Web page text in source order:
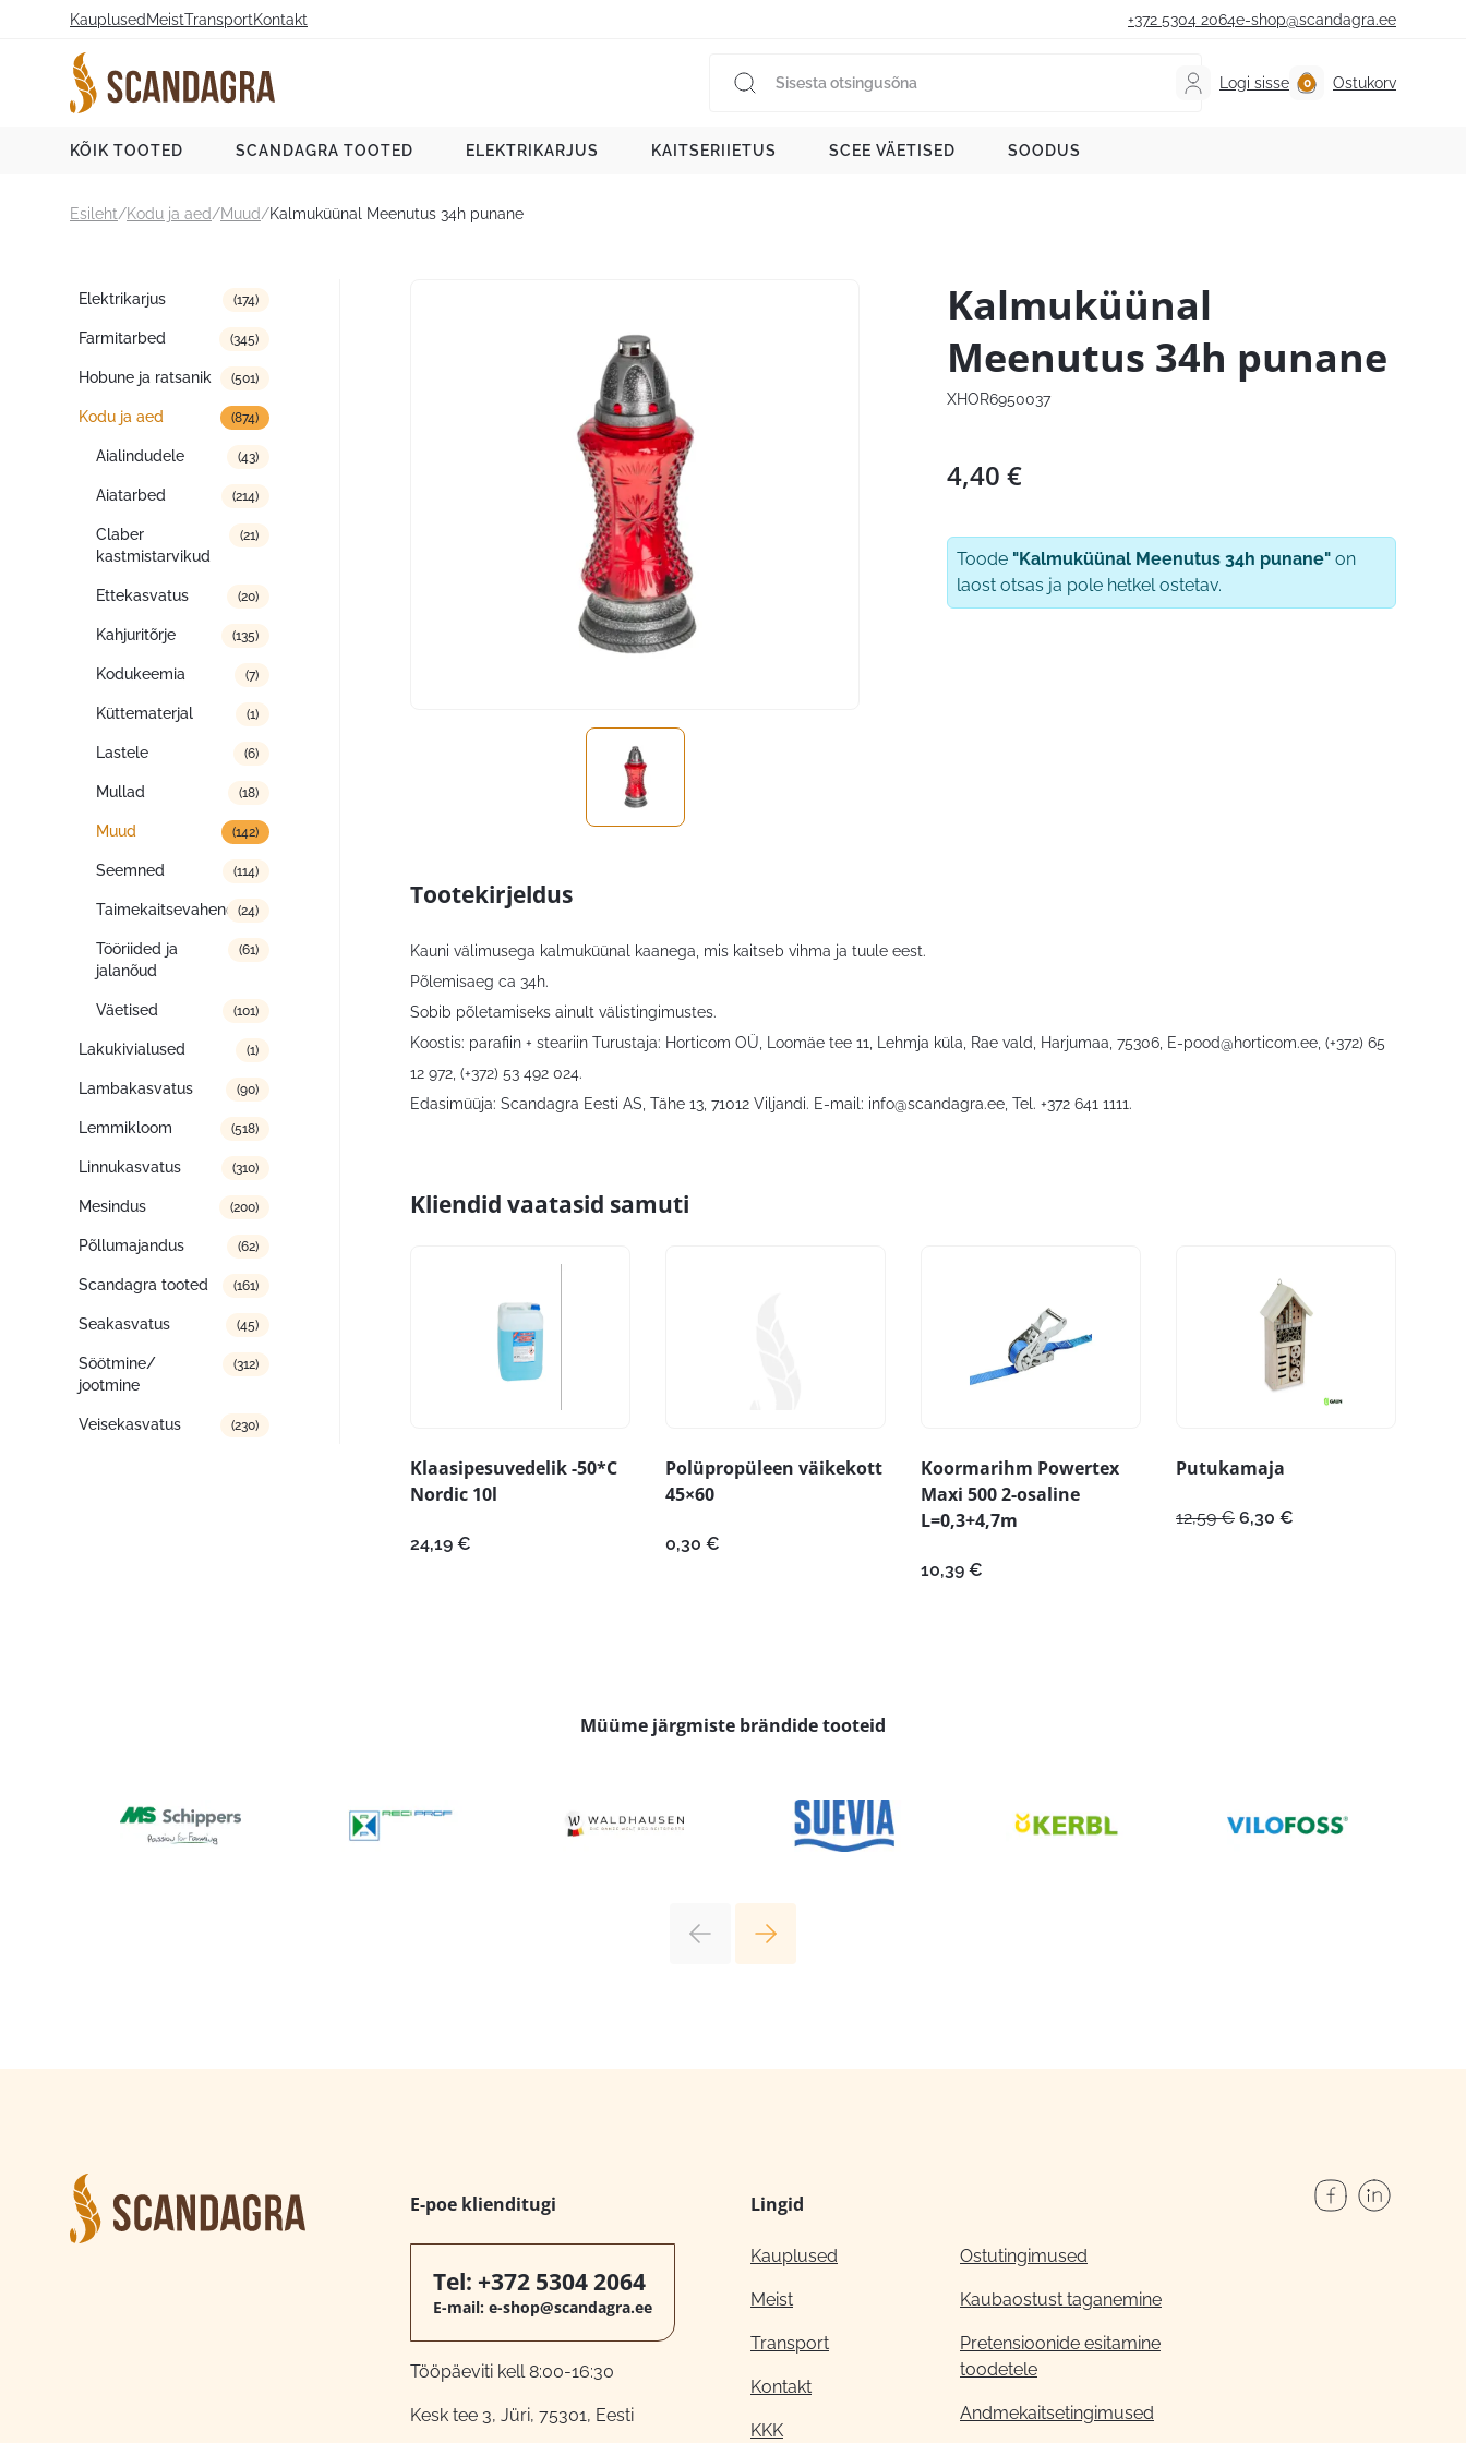
Kauplused MeistTransportKontakt +372 5304 2064e-shop@scandagra.ee
Logi sisse Ostukorv
KÕIK TOOTED SCANDAGRA TOOTED ELEKTRIKARJUS KAITSERIIETUS SCEE VÄETISED SOODUS
Esileht/Kodu ja aed/Muud/Kalmuküünal Meenutus 34h punane
Tootekategooriad
Elektrikarjus (174)
Farmitarbed (345)
Hobune ja ratsanik (501)
Kodu ja aed (874)
Aialindudele (43)
Aiatarbed (214)
Claber
kastmistarvikud
(21)
Ettekasvatus (20)
Kahjuritõrje (135)
Kodukeemia (7)
Küttematerjal (1)
Lastele (6)
Mullad (18)
Muud (142)
Seemned (114)
Taimekaitsevahendid(24)
Tööriided ja
jalanõud
(61)
Väetised (101)
Lakukivialused (1)
Lambakasvatus (90)
Lemmikloom (518)
Linnukasvatus (310)
Mesindus (200)
Põllumajandus (62)
Scandagra tooted (161)
Seakasvatus (45)
Söötmine/
jootmine
(312)
Veisekasvatus (230)
Kalmuküünal
Meenutus 34h punane
XHOR6950037
4,40 €
Toode "Kalmuküünal Meenutus 34h punane" on
laost otsas ja pole hetkel ostetav.
Tootekirjeldus
Kauni välimusega kalmuküünal kaanega, mis kaitseb vihma ja tuule eest.
Põlemisaeg ca 34h.
Sobib põletamiseks ainult välistingimustes.
Koostis: parafiin + steariin Turustaja: Horticom OÜ, Loomäe tee 11, Lehmja küla, Rae vald, Harjumaa, 75306, E-pood@horticom.ee , (+372) 65
12 972, (+372) 53 492 024.
Edasimüüja: Scandagra Eesti AS, Tähe 13, 71012 Viljandi. E-mail: info@scandagra.ee , Tel. +372 641 1111.
Kliendid vaatasid samuti
Klaasipesuvedelik -50*C
Nordic 10l
24,19 €
Polüpropüleen väikekott
45×60
0,30 €
Koormarihm Powertex
Maxi 500 2-osaline
L=0,3+4,7m
10,39 €
Putukamaja
12,59€ Algne
6,30 €
Müüme järgmiste brändide tooteid
E-poe klienditugi
Tel: +372 5304 2064
E-mail: e-shop@scandagra.ee
Tööpäeviti kell 8:00-16:30
Kesk tee 3, Jüri, 75301, Eesti
Lingid
Kauplused
Meist
Transport
Kontakt
KKK
Ostutingimused
Kaubaostust taganemine
Pretensioonide esitamine
toodetele
Andmekaitsetingimused